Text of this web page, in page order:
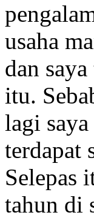
usaha
dan
itu.
lagi
terdapat
Selepas
tahun di